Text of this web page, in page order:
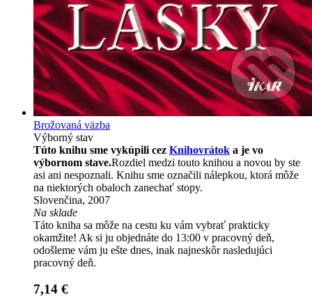
Brožovaná väzba
Výborný stav
Túto knihu sme vykúpili cez Knihovrátok a je vo
výbornom stave.Rozdiel medzi touto knihou a novou by ste
asi ani nespoznali. Knihu sme označili nálepkou, ktorá môže
na niektorých obaloch zanechať stopy.
Slovenčina, 2007
Na sklade
Táto kniha sa môže na cestu ku vám vybrať prakticky
okamžite! Ak si ju objednáte do 13:00 v pracovný deň,
odošleme vám ju ešte dnes, inak najneskôr nasledujúci
pracovný deň.
7,14 €